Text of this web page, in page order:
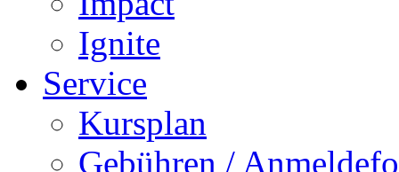
Ignite
Service
Kursplan
Gebühren /